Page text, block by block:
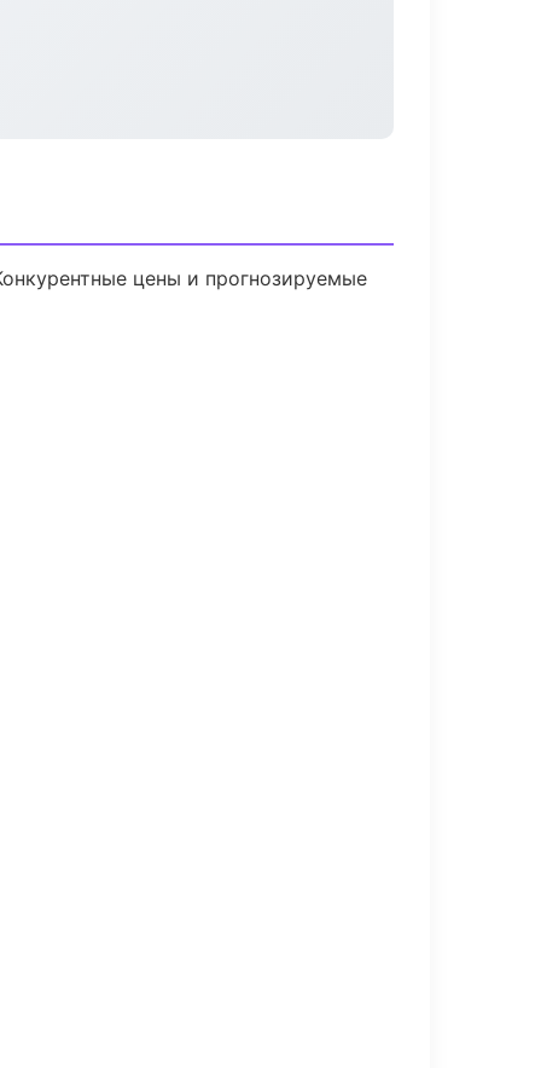
цены и прогнозируемые